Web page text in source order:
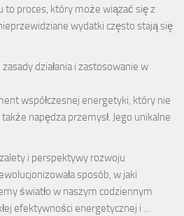
to proces, który może wiązać się z
wydatki często stają się
działania i zastosowanie w
współczesnej energetyki, który nie
napędza przemysł. Jego unikalne
i perspektywy rozwoju
sposób, w jaki
światło w naszym codziennym
efektywności energetycznej i …